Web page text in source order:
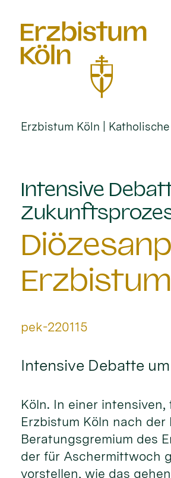
Erzbistum Köln |
Intensive
Erzbistum
Von:
pek-220115
Intensive Debatte
Köln. In einer
Erzbistum Köln nach
Beratungsgremium des
der für Aschermittwoch
vorstellen, wie das